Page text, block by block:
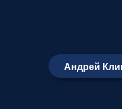
Андрей